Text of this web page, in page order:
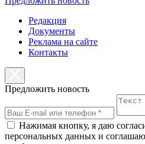
Редакция
Документы
Реклама на сайте
Контакты
Предложить новость
Нажимая кнопку, я даю
персональных данных и